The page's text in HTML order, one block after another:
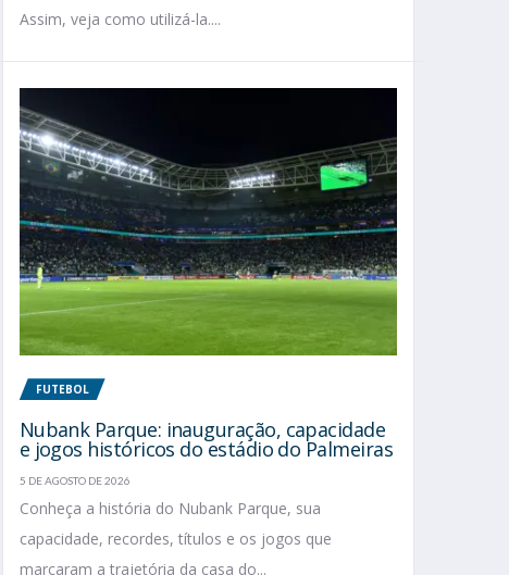
Assim, veja como utilizá-la....
FUTEBOL
Nubank Parque: inauguração, capacidade
e jogos históricos do estádio do Palmeiras
5 DE AGOSTO DE 2026
Conheça a história do Nubank Parque, sua
capacidade, recordes, títulos e os jogos que
marcaram a trajetória da casa do...